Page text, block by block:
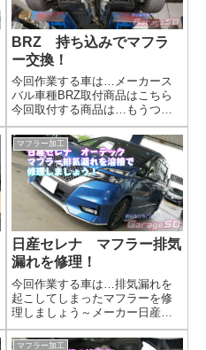
BRZ 持ち込みでマフラ
ー交換！
今回作業する車は…メーカース
バル車種BRZ取付商品はこちら
今回取付する商品は…もうつい
ちゃってますが・・・トラスト
マフラー中古品かな？作業写真
中古マフラーの場合は、新品ガ
スケットを用意しましょう。ガ
スケット固着などがあると追加
料金がかかっ...
マフラー加工
日産セレナ マフラー排気
漏れを修理！
今回作業する車は…排気漏れを
起こしてしまったマフラーを修
理しましょう～メーカー日産車
種セレナ作業はこちら 今回の作
業は…マフラーの溶接修理元々
マフラー加工